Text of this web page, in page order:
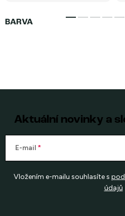
Aktuální novinky a
E-mail
Vložením e-mailu souhlasíte s
údajů